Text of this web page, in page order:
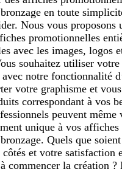
en toute
Nous vous proposons
promotionnelles
avec les images, logos
souhaitez utiliser
notre fonctionnalité
votre graphisme et
correspondant à vos
peuvent même
unique à vos
Quels que
côtés et votre satisfaction
commencer la création ?